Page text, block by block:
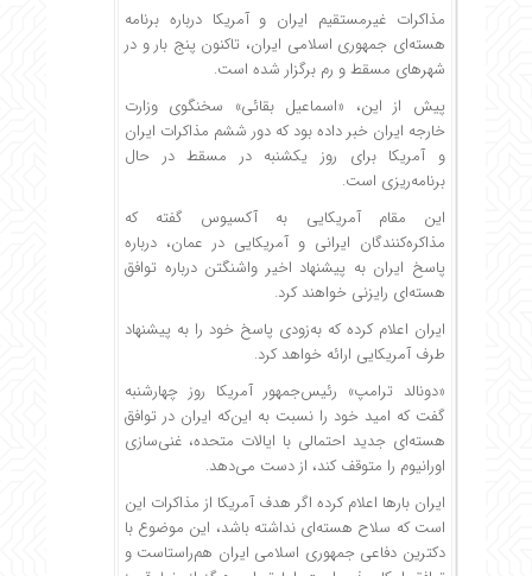
مذاکرات غیرمستقیم ایران و آمریکا درباره برنامه
هسته‌ای جمهوری اسلامی ایران، تاکنون پنج بار و در
شهرهای مسقط و رم برگزار شده است.
پیش از این، «اسماعیل بقائی» سخنگوی وزارت
خارجه ایران خبر داده بود که دور ششم مذاکرات ایران
و آمریکا برای روز یکشنبه در مسقط در حال
برنامه‌ریزی است.
این مقام آمریکایی به آکسیوس گفته که
مذاکره‌کنندگان ایرانی و آمریکایی در عمان، درباره
پاسخ ایران به پیشنهاد اخیر واشنگتن درباره توافق
هسته‌ای رایزنی خواهند کرد.
ایران اعلام کرده که به‌زودی پاسخ خود را به پیشنهاد
طرف آمریکایی ارائه خواهد کرد.
«دونالد ترامپ» رئیس‌جمهور آمریکا روز چهارشنبه
گفت که امید خود را نسبت به این‌که ایران در توافق
هسته‌ای جدید احتمالی با ایالات متحده، غنی‌سازی
اورانیوم را متوقف کند، از دست می‌دهد.
ایران بارها اعلام کرده اگر هدف آمریکا از مذاکرات این
است که سلاح هسته‌ای نداشته باشد، این موضوع با
دکترین دفاعی جمهوری اسلامی ایران هم‌راستاست و